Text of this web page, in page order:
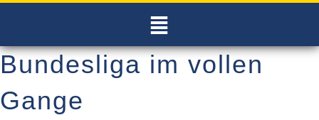
Bundesliga im vollen
Gange